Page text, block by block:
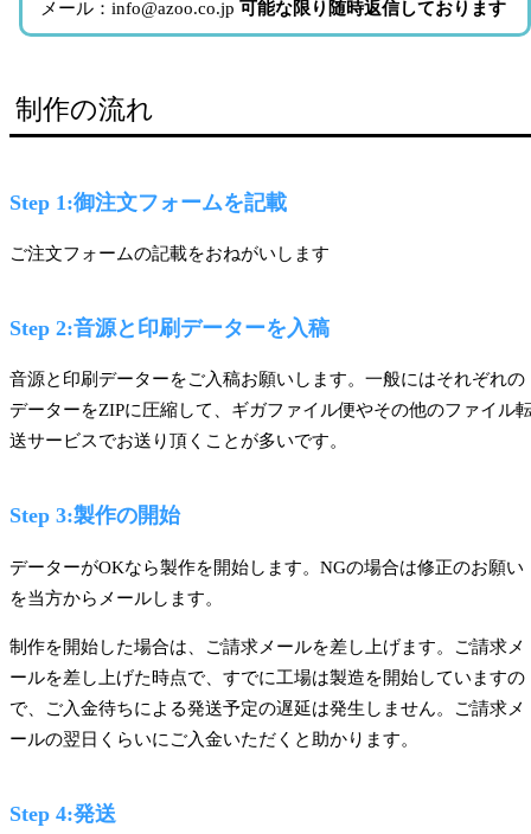
メール：info@azoo.co.jp可能な限り随時返信しております
制作の流れ
Step 1:御注文フォームを記載
ご注文フォームの記載をおねがいします
Step 2:音源と印刷データーを入稿
音源と印刷データーをご入稿お願いします。一般にはそれぞれの
データーをZIPに圧縮して、ギガファイル便やその他のファイル
送サービスでお送り頂くことが多いです。
Step 3:製作の開始
データーがOKなら製作を開始します。NGの場合は修正のお願い
を当方からメールします。
制作を開始した場合は、ご請求メールを差し上げます。ご請求メ
ールを差し上げた時点で、すでに工場は製造を開始していますの
で、ご入金待ちによる発送予定の遅延は発生しません。ご請求メ
ールの翌日くらいにご入金いただくと助かります。
Step 4:発送